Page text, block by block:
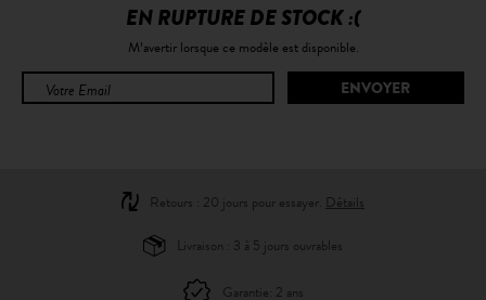
EN RUPTURE DE STOCK :(
M’avertir lorsque ce modèle est disponible.
Retours : 20 jours pour essayer. Détails
Livraison : 3 à 5 jours ouvrables
Garantie: 2 ans